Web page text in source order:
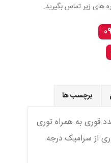
های زیر تماس بگیرید.
برچسب ها
به همراه توری
سرامیک درجه